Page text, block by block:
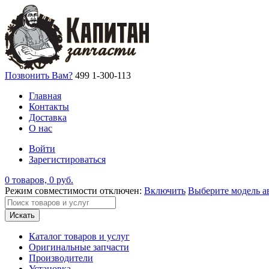
Позвонить Вам? 499 1-300-113
Главная
Контакты
Доставка
О нас
Войти
Зарегистироваться
0 товаров, 0 руб.
Режим совместимости отключен: Включить Выберите модель
Искать
Каталог товаров и услуг
Оригинальные запчасти
Производители